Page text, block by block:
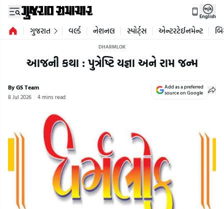
English
ગુજરાત વર્લ્ડ નેશનલ સ્પોર્ટ્સ એન્ટરટેઈનમેન્ટ
DHARMLOK
આજની કથા : પુત્રેષ્ટિ યજ્ઞા અને રામ જન્મ
By GS Team
8 Jul 2026 4 mins read
Add as a preferred
source on Google